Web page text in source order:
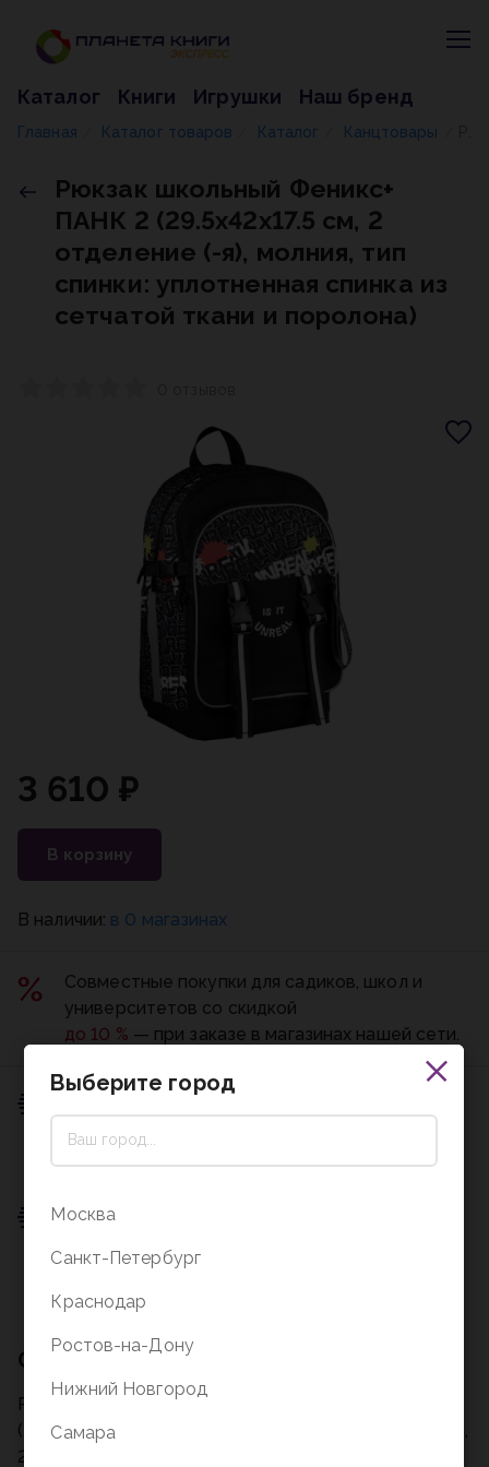
Каталог Книги Игрушки Наш бренд
Главная Каталог товаров Каталог Канцтовары
Рюкзак школьный Феникс+
ПАНК 2 (29.5x42x17.5 см, 2
отделение (-я), молния, тип
спинки: уплотненная спинка из
сетчатой ткани и поролона)
Описание
Рюкзак школьный Феникс+ арт.64836/ 6 ПАНК 2
(29.5x42x17.5 см, полиэстер, сублимационная печать,
2 отделение (-я), молния, тип спинки: уплотненная
3 610 ₽
В корзину
В наличии: в 0 магазинах
Совместные покупки для садиков, школ и
университетов со скидкой
до 10 % — при заказе в магазинах нашей сети.
0 ₽
Подробнее о доставке
Пункт выдачи
0 ₽
Выберите город
Москва
Санкт-Петербург
Краснодар
Ростов-на-Дону
Нижний Новгород
Самара